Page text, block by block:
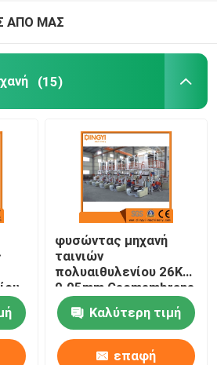
ΑΠΟ ΜΑΣ
(15)
φυσώντας μηχανή
ταινιών
πολυαιθυλενίου 26Kw
0.05mm Geomembrane
Καλύτερη τιμή
επαφή